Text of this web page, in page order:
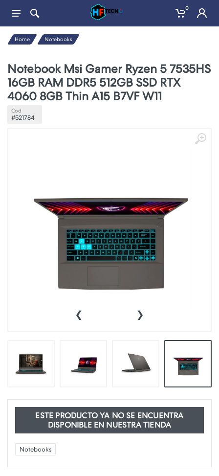
0
Home Notebooks
Notebook Msi Gamer Ryzen 5 7535HS
16GB RAM DDR5 512GB SSD RTX
4060 8GB Thin A15 B7VF W11
Cod
#521784
‹ ›
ESTE PRODUCTO YA NO SE ENCUENTRA
DISPONIBLE EN NUESTRA TIENDA
Notebooks